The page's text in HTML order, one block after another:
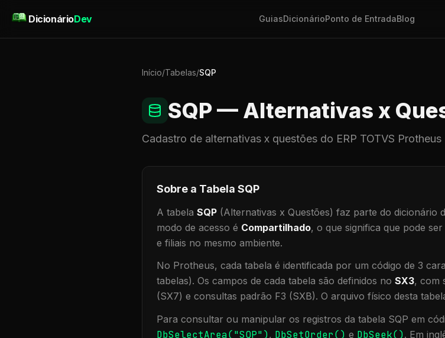
DicionárioDev GuiasDicionárioPonto de EntradaBlog
Início/Tabelas/SQP
SQP— Alternativas x
Cadastro de alternativas x questões do ERP TOTVS Protheus
Sobre a Tabela SQP
A tabela SQP (Alternativas x Questões) faz parte do dicionário
modo de acesso é Compartilhado, o que significa que pode
e filiais no mesmo ambiente.
No Protheus, cada tabela é identificada por um código de 3
tabelas). Os campos de cada tabela são definidos no SX3, com
(SX7) e consultas padrão F3 (SXB). O arquivo físico desta
Para consultar ou manipular os registros da tabela SQP em
DbSelectArea("SQP"), DbSetOrder() e DbSeek(). Em